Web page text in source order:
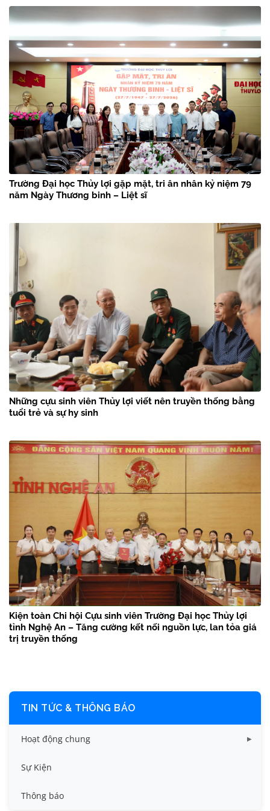
Trường Đại học Thủy lợi gặp mặt, tri ân nhân kỷ niệm 79
năm Ngày Thương binh – Liệt sĩ
Những cựu sinh viên Thủy lợi viết nên truyền thống bằng
tuổi trẻ và sự hy sinh
Kiện toàn Chi hội Cựu sinh viên Trường Đại học Thủy lợi
tỉnh Nghệ An – Tăng cường kết nối nguồn lực, lan tỏa giá
trị truyền thống
TIN TỨC & THÔNG BÁO
Hoạt động chung
Tin công tác sinh viên
Tin đào tạo
Sự Kiện
Thông báo